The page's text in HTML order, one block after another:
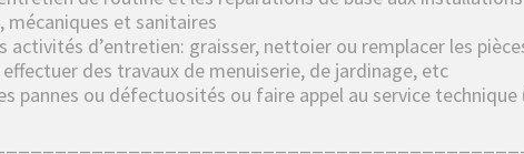
mécaniques et sanitaires
activités d’entretien: graisser, nettoier ou remplacer les
des travaux de menuiserie, de jardinage, etc
pannes ou défectuosités ou faire appel au service technique